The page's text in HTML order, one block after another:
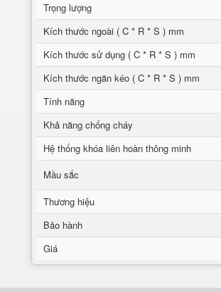
Trọng lượng
Kích thước ngoài ( C * R * S ) mm
Kích thước sử dụng ( C * R * S ) mm
Kích thước ngăn kéo ( C * R * S ) mm
Tính năng
Khả năng chống cháy
Hệ thống khóa liên hoàn thông minh
Mầu sắc
Thương hiệu
Bảo hành
Giá